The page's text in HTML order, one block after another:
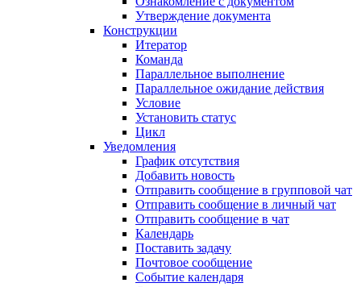
Утверждение документа
Конструкции
Итератор
Команда
Параллельное выполнение
Параллельное ожидание действия
Условие
Установить статус
Цикл
Уведомления
График отсутствия
Добавить новость
Отправить сообщение в групповой чат
Отправить сообщение в личный чат
Отправить сообщение в чат
Календарь
Поставить задачу
Почтовое сообщение
Событие календаря